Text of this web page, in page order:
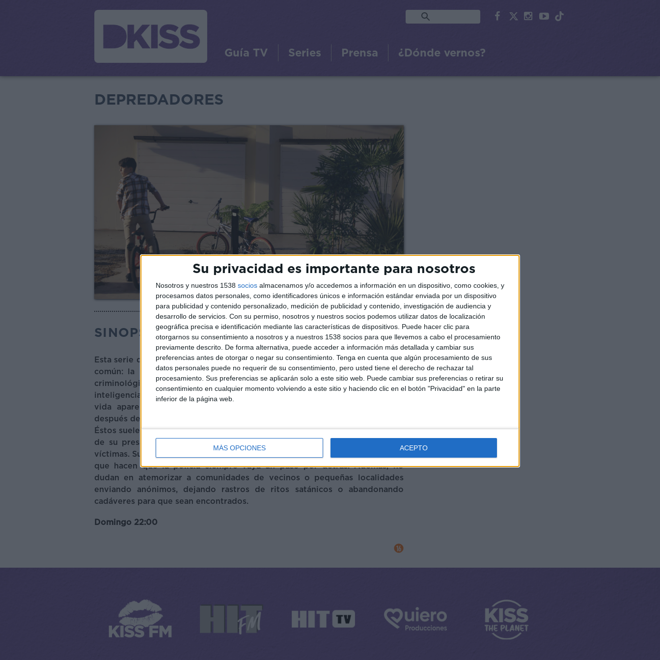
Su privacidad es importante para nosotros
Nosotros y nuestros 1538 socios almacenamos y/o accedemos a información en un dispositivo, como cookies, y
procesamos datos personales, como identificadores únicos e información estándar enviada por un dispositivo
para publicidad y contenido personalizado, medición de publicidad y contenido, investigación de audiencia y
desarrollo de servicios. Con su permiso, nosotros y nuestros socios podemos utilizar datos de localización
geográfica precisa e identificación mediante las características de dispositivos. Puede hacer clic para
otorgarnos su consentimiento a nosotros y a nuestros 1538 socios para que llevemos a cabo el procesamiento
previamente descrito. De forma alternativa, puede acceder a información más detallada y cambiar sus
preferencias antes de otorgar o negar su consentimiento. Tenga en cuenta que algún procesamiento de sus
datos personales puede no requerir de su consentimiento, pero usted tiene el derecho de rechazar tal
procesamiento. Sus preferencias se aplicarán solo a este sitio web. Puede cambiar sus preferencias o retirar su
consentimiento en cualquier momento volviendo a este sitio y haciendo clic en el botón "Privacidad" en la parte
inferior de la página web.
MÁS OPCIONES ACEPTO
Guía TV Series Prensa ¿Dónde vernos?
DEPREDADORES
SINOPSIS
Esta serie de crimen se adentra en complejos casos unidos por un elemento
común: la presencia de un depredador. Los delincuentes con este perfil
criminológico se caracterizan por actuar en solitario, utilizando su
inteligencia para estudiar detenidamente a la víctima mientras llevan una
vida aparentemente normal. Cuando encuentran el momento oportuno,
después de días, semanas o meses de acecho, ejecutan sus malvados planes.
Éstos suelen iniciarse con secuestros o violaciones y terminan con la muerte
de su presa. Sin embargo, los depredadores no se ensañan solo con sus
víctimas. Su astucia para ocultar pruebas provoca complejas investigaciones
que hacen que la policía siempre vaya un paso por detrás. Además, no
dudan en atemorizar a comunidades de vecinos o pequeñas localidades
enviando anónimos, dejando rastros de ritos satánicos o abandonando
cadáveres para que sean encontrados.
Domingo 22:00